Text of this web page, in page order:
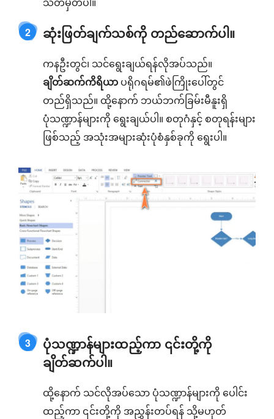
2 ဆုံးဖြတ်ချက်သစ်ကို တည်ဆောက်ပါ။
ကနဦးတွင်၊ သင်ရွေးချယ်ရန်လိုအပ်သည်။
ချိတ်ဆက်ကိရိယာ ပရိုဂရမ်၏ဖဲကြိုးပေါ်တွင်
တည်ရှိသည်။ ထို့နောက် ဘယ်ဘက်ခြမ်းမီနူးရှိ
ပုံသဏ္ဍာန်များကို ရွေးချယ်ပါ။ စတုဂံနှင့် စတုရန်းများ
ဖြစ်သည့် အသုံးအများဆုံးပုံစံနှစ်ခုကို ရွေးပါ။
3
ပုံသဏ္ဍာန်များထည့်ကာ ၎င်းတို့ကို
ချိတ်ဆက်ပါ။
ထို့နောက် သင်လိုအပ်သော ပုံသဏ္ဍာန်များကို ပေါင်း
ထည့်ကာ ၎င်းတို့ကို အညွှန်းတပ်ရန် သို့မဟုတ်